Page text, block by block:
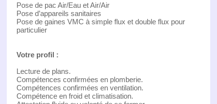
Pose de pac Air/Eau et Air/Air
Pose d’appareils sanitaires
Pose de gaines VMC à simple flux et double flux pour
particulier
Votre profil :
Lecture de plans.
Compétences confirmées en plomberie.
Compétences confirmées en ventilation.
Compétence en froid et climatisation.